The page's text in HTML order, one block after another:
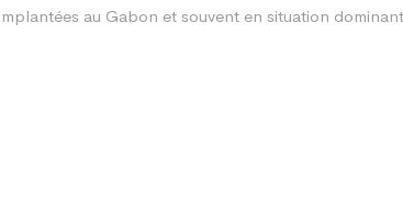
au Gabon et souvent en situation